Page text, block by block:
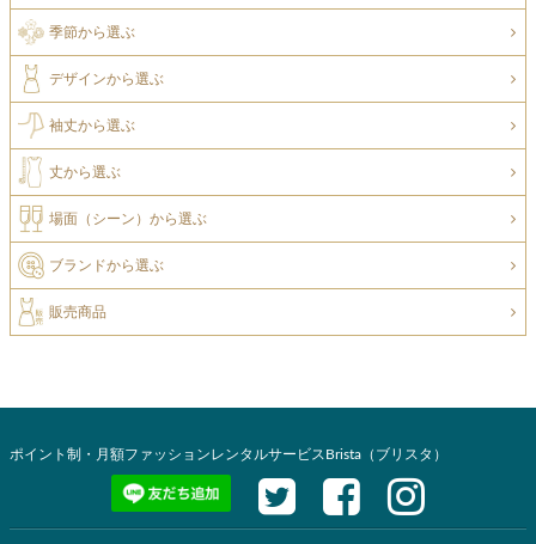
季節から選ぶ
デザインから選ぶ
袖丈から選ぶ
丈から選ぶ
場面（シーン）から選ぶ
ブランドから選ぶ
販売商品
ポイント制・月額ファッションレンタルサービスBrista（ブリスタ）